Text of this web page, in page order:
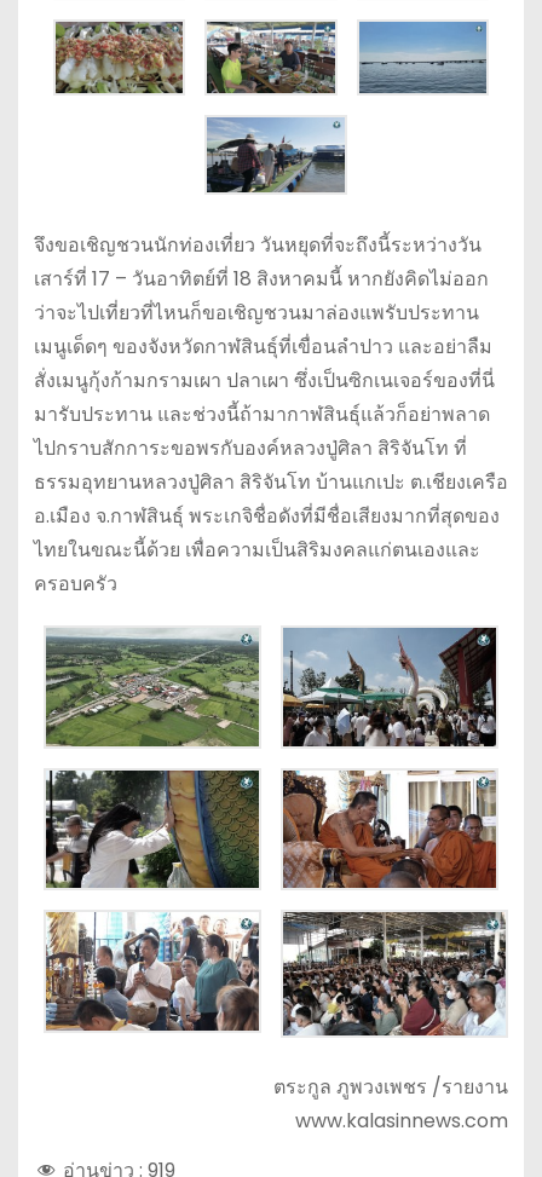
จึงขอเชิญชวนนักท่องเที่ยว วันหยุดที่จะถึงนี้ระหว่างวัน
เสาร์ที่ 17 – วันอาทิตย์ที่ 18 สิงหาคมนี้ หากยังคิดไม่ออก
ว่าจะไปเที่ยวที่ไหนก็ขอเชิญชวนมาล่องแพรับประทาน
เมนูเด็ดๆ ของจังหวัดกาฬสินธุ์ที่เขื่อนลำปาว และอย่าลืม
สั่งเมนูกุ้งก้ามกรามเผา ปลาเผา ซึ่งเป็นซิกเนเจอร์ของที่นี่
มารับประทาน และช่วงนี้ถ้ามากาฬสินธุ์แล้วก็อย่าพลาด
ไปกราบสักการะขอพรกับองค์หลวงปู่ศิลา สิริจันโท ที่
ธรรมอุทยานหลวงปู่ศิลา สิริจันโท บ้านแกเปะ ต.เชียงเครือ
อ.เมือง จ.กาฬสินธุ์ พระเกจิชื่อดังที่มีชื่อเสียงมากที่สุดของ
ไทยในขณะนี้ด้วย เพื่อความเป็นสิริมงคลแก่ตนเองและ
ครอบครัว
ตระกูล ภูพวงเพชร /รายงาน
www.kalasinnews.com
อ่านข่าว : 919